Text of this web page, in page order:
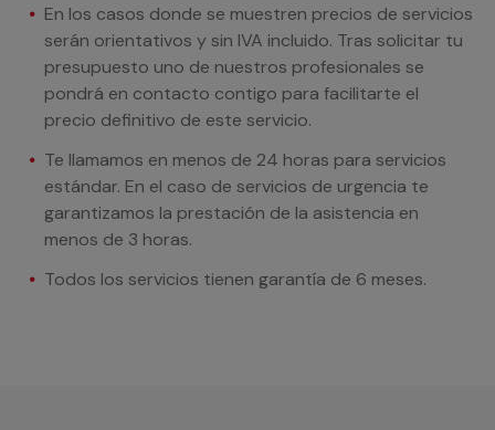
En los casos donde se muestren precios de servicios
serán orientativos y sin IVA incluido. Tras solicitar tu
presupuesto uno de nuestros profesionales se
pondrá en contacto contigo para facilitarte el
precio definitivo de este servicio.
Te llamamos en menos de 24 horas para servicios
estándar. En el caso de servicios de urgencia te
garantizamos la prestación de la asistencia en
menos de 3 horas.
Todos los servicios tienen garantía de 6 meses.